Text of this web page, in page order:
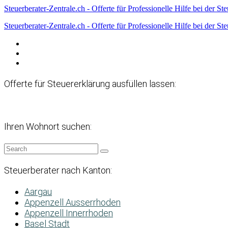
Steuerberater-Zentrale.ch - Offerte für Professionelle Hilfe bei der
Steuerberater-Zentrale.ch - Offerte für Professionelle Hilfe bei der
Offerte für Steuererklärung ausfüllen lassen:
Ihren Wohnort suchen:
Steuerberater nach Kanton:
Aargau
Appenzell Ausserrhoden
Appenzell Innerrhoden
Basel Stadt